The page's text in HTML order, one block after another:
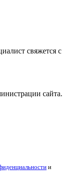
свяжется с
сайта.
и